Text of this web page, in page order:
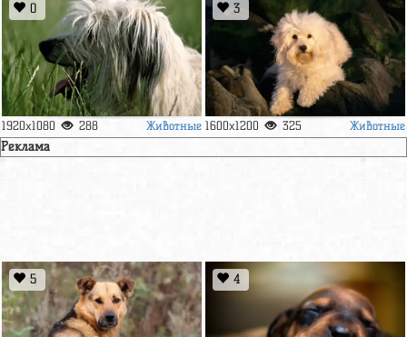
0
1920x1080 288 Животные
3
1600x1200 325 Животные
Реклама
5 4